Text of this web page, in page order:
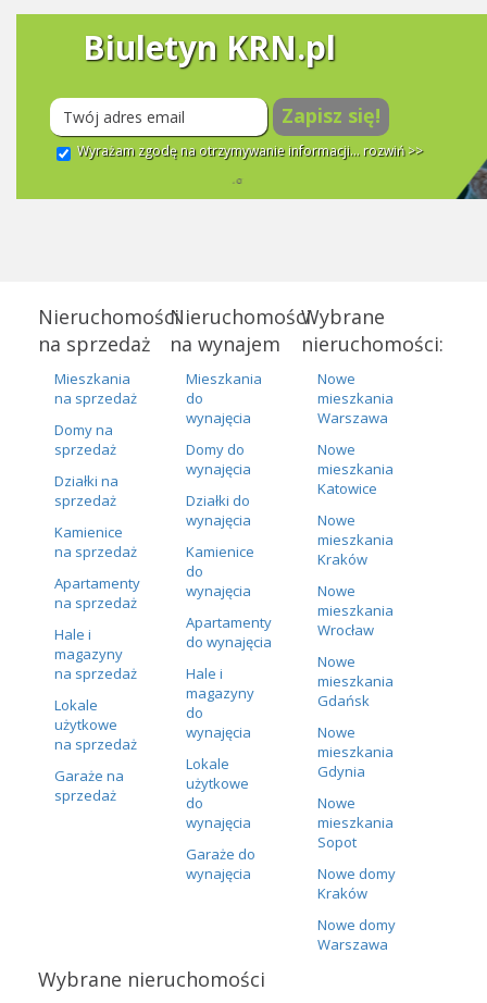
Biuletyn KRN.pl
Zapisz się!
Wyrażam zgodę na otrzymywanie informacji... rozwiń >>
Nieruchomości
na sprzedaż
Mieszkania
na sprzedaż
Domy na
sprzedaż
Działki na
sprzedaż
Kamienice
na sprzedaż
Apartamenty
na sprzedaż
Hale i
magazyny
na sprzedaż
Lokale
użytkowe
na sprzedaż
Garaże na
sprzedaż
Nieruchomości
na wynajem
Mieszkania
do
wynajęcia
Domy do
wynajęcia
Działki do
wynajęcia
Kamienice
do
wynajęcia
Apartamenty
do wynajęcia
Hale i
magazyny
do
wynajęcia
Lokale
użytkowe
do
wynajęcia
Garaże do
wynajęcia
Wybrane
nieruchomości:
Nowe
mieszkania
Warszawa
Nowe
mieszkania
Katowice
Nowe
mieszkania
Kraków
Nowe
mieszkania
Wrocław
Nowe
mieszkania
Gdańsk
Nowe
mieszkania
Gdynia
Nowe
mieszkania
Sopot
Nowe domy
Kraków
Nowe domy
Warszawa
Wybrane nieruchomości